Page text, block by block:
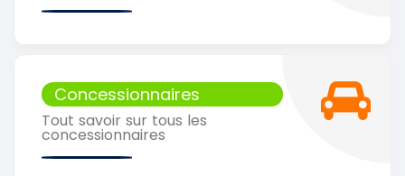
Concessionnaires
Tout savoir sur tous les
concessionnaires